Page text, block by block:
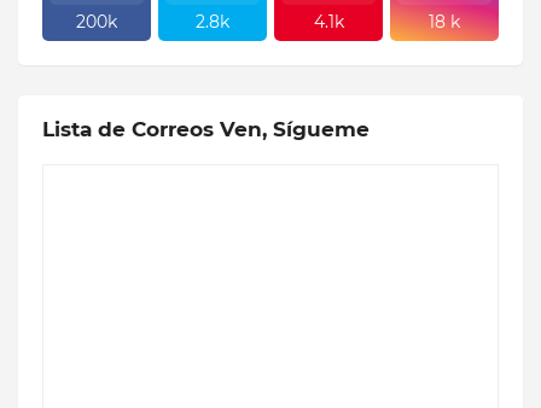
200k 2.8k 4.1k 18 k
Lista de Correos Ven, Sígueme